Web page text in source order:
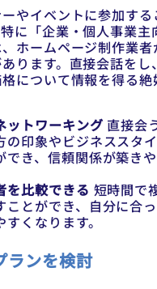
やイベントに参加する
に「企業・個人事業主
ホームページ制作業者
ります。直接会話をし
について情報を得る絶
ットワーキング直接会
の印象やビジネススタ
でき、信頼関係が築き
を比較できる 短時間で
ことができ、自分に合
くなります。
ランを検討